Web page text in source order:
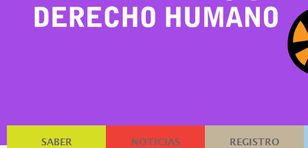
SABER NOTICIAS REGISTRO